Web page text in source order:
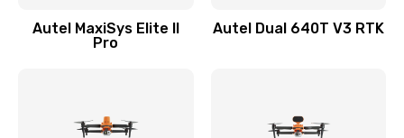
Autel MaxiSys Elite II
Pro
Autel Dual 640T V3 RTK